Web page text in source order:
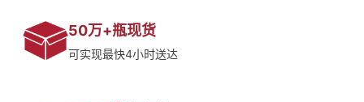
50万+瓶现货
可实现最快4小时送达